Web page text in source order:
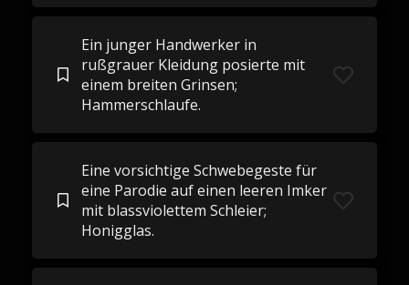
Ein junger Handwerker in
rußgrauer Kleidung posierte mit
einem breiten Grinsen;
Hammerschlaufe.
Eine vorsichtige Schwebegeste für
eine Parodie auf einen leeren Imker
mit blassviolettem Schleier;
Honigglas.